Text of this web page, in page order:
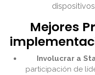
Mejores
Involucrar a
participación de